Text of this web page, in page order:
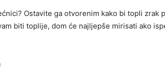
Ostavite ga otvorenim kako bi topli zrak
biti toplije, dom će najljepše mirisati ako